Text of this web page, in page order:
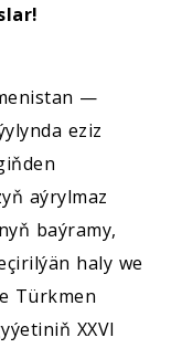
—
eziz
aýrylmaz
baýramy,
haly we
Türkmen
XXVI